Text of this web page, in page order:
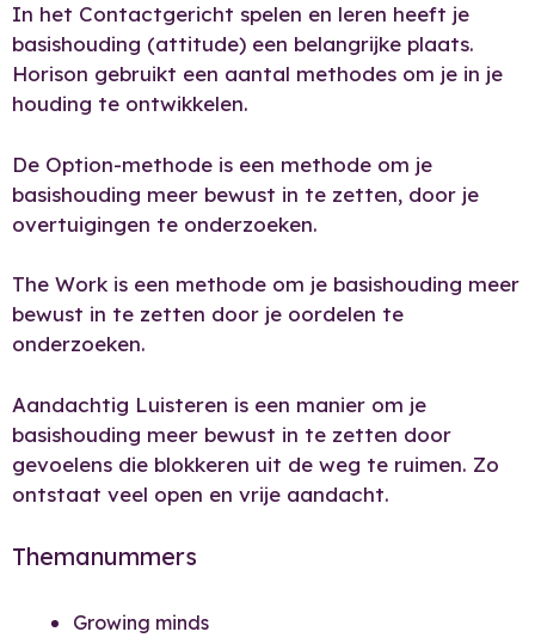
In het Contactgericht spelen en leren heeft je
basishouding (attitude) een belangrijke plaats.
Horison gebruikt een aantal methodes om je in je
houding te ontwikkelen.
De Option-methode is een methode om je
basishouding meer bewust in te zetten, door je
overtuigingen te onderzoeken.
The Work is een methode om je basishouding meer
bewust in te zetten door je oordelen te
onderzoeken.
Aandachtig Luisteren is een manier om je
basishouding meer bewust in te zetten door
gevoelens die blokkeren uit de weg te ruimen. Zo
ontstaat veel open en vrije aandacht.
Themanummers
Growing minds